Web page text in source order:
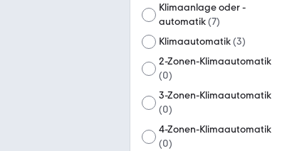
Klimaanlage oder -
automatik(7)
Klimaautomatik(3)
2-Zonen-Klimaautomatik
(0)
3-Zonen-Klimaautomatik
(0)
4-Zonen-Klimaautomatik
(0)